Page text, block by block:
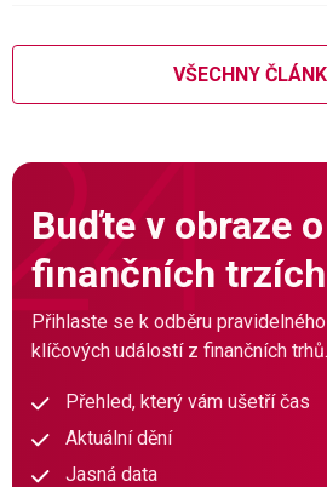
VŠECHNY
Buďte v obraze
finančních trzích
Přihlaste se k odběru
klíčových událostí z finančních trhů.
Přehled, který vám ušetří čas
Aktuální dění
Jasná data